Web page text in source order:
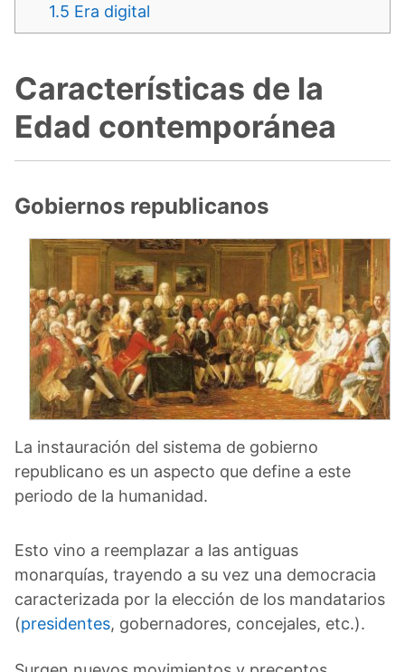
1.5 Era digital
Características de la
Edad contemporánea
Gobiernos republicanos
La instauración del sistema de gobierno
republicano es un aspecto que define a este
periodo de la humanidad.
Esto vino a reemplazar a las antiguas
monarquías, trayendo a su vez una democracia
caracterizada por la elección de los mandatarios
(presidentes, gobernadores, concejales, etc.).